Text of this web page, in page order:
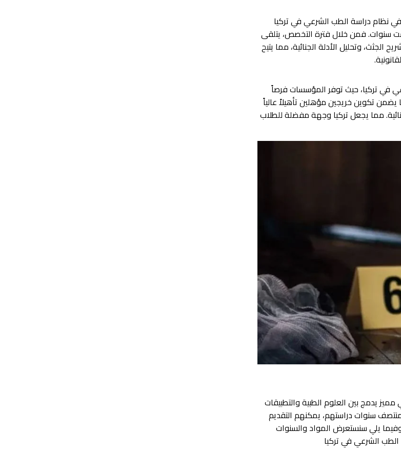
نظام دراسة الطب الشرعي في تركيا
ست سنوات. فمن خلال فترة التخصص، يتلقى
وتحليل الأدلة الجنائية، مما يتيح
في تركيا، حيث توفر المؤسسات فرصاً
تكوين خريجين مؤهلين تأهيلاً عالياً
مما يجعل تركيا وجهة مفضلة للطلاب
يدمج بين العلوم الطبية والتطبيقات
سنوات دراستهم، يمكنهم التقديم
يلي سنستعرض المواد والسنوات
الطب الشرعي في تركيا